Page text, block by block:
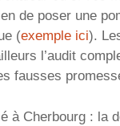
de poser une
(exemple ici).
l’audit
fausses
à Cherbourg : la